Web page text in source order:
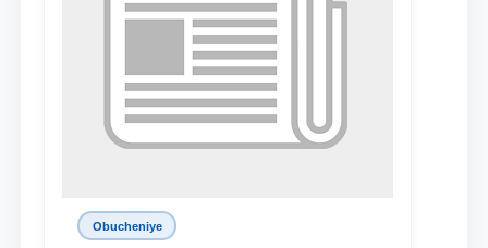
Obucheniye